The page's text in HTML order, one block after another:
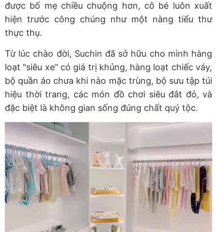
được bố mẹ chiều chuộng hơn, cô bé luôn xuất
hiện trước công chúng như một nàng tiểu thư
thực thụ.
Từ lúc chào đời, Suchin đã sở hữu cho mình hàng
loạt "siêu xe" có giá trị khủng, hàng loạt chiếc váy,
bộ quần áo chưa khi nào mặc trùng, bộ sưu tập túi
hiệu thời trang, các món đồ chơi siêu đắt đỏ, và
đặc biệt là không gian sống đúng chất quý tộc.